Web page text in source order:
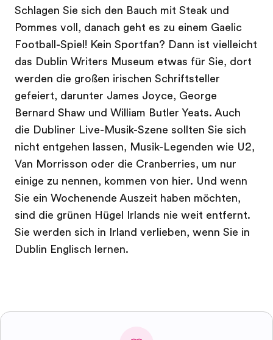
Schlagen Sie sich den Bauch mit Steak und
Pommes voll, danach geht es zu einem Gaelic
Football-Spiel! Kein Sportfan? Dann ist vielleicht
das Dublin Writers Museum etwas für Sie, dort
werden die großen irischen Schriftsteller
gefeiert, darunter James Joyce, George
Bernard Shaw und William Butler Yeats. Auch
die Dubliner Live-Musik-Szene sollten Sie sich
nicht entgehen lassen, Musik-Legenden wie U2,
Van Morrisson oder die Cranberries, um nur
einige zu nennen, kommen von hier. Und wenn
Sie ein Wochenende Auszeit haben möchten,
sind die grünen Hügel Irlands nie weit entfernt.
Sie werden sich in Irland verlieben, wenn Sie in
Dublin Englisch lernen.